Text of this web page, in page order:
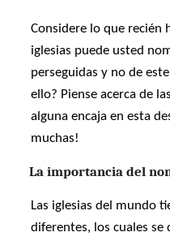
Considere lo que recién
iglesias puede usted
perseguidas y no de
ello? Piense acerca de
alguna encaja en esta
muchas!
La importancia del
Las iglesias del mundo
diferentes, los cuales